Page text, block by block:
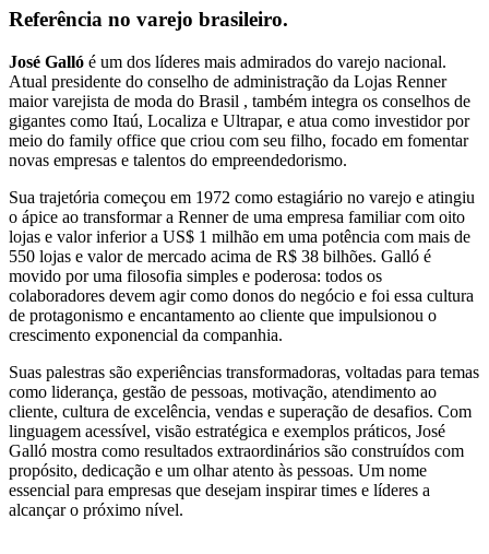
Referência no varejo brasileiro.
José Galló é um dos líderes mais admirados do varejo nacional.
Atual presidente do conselho de administração da Lojas Renner
maior varejista de moda do Brasil , também integra os conselhos de
gigantes como Itaú, Localiza e Ultrapar, e atua como investidor por
meio do family office que criou com seu filho, focado em fomentar
novas empresas e talentos do empreendedorismo.
Sua trajetória começou em 1972 como estagiário no varejo e atingiu
o ápice ao transformar a Renner de uma empresa familiar com oito
lojas e valor inferior a US$ 1 milhão em uma potência com mais de
550 lojas e valor de mercado acima de R$ 38 bilhões. Galló é
movido por uma filosofia simples e poderosa: todos os
colaboradores devem agir como donos do negócio e foi essa cultura
de protagonismo e encantamento ao cliente que impulsionou o
crescimento exponencial da companhia.
Suas palestras são experiências transformadoras, voltadas para temas
como liderança, gestão de pessoas, motivação, atendimento ao
cliente, cultura de excelência, vendas e superação de desafios. Com
linguagem acessível, visão estratégica e exemplos práticos, José
Galló mostra como resultados extraordinários são construídos com
propósito, dedicação e um olhar atento às pessoas. Um nome
essencial para empresas que desejam inspirar times e líderes a
alcançar o próximo nível.